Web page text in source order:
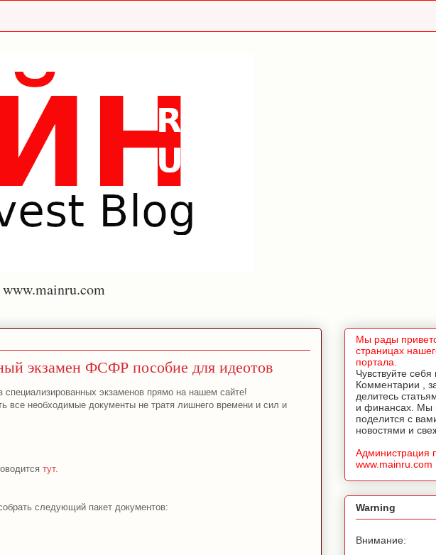
экзамен ФСФР пособие для идеотов
экзаменов прямо на нашем сайте!
все необходимые документы не тратя лишнего времени и сил и
тут.
следующий пакет документов:
Мы рады
страницах
портала.
Чувствуйте
Комментарии ,
делитесь
и финансах. Мы
поделится с
новостями и
Администрация
www.mainru.com
Warning
Внимание: